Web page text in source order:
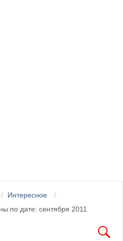
Интересное
по дате: сентября 2011